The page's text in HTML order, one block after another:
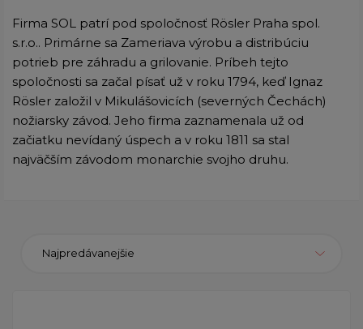
Firma SOL patrí pod spoločnosť Rösler Praha spol.
s.r.o.. Primárne sa Zameriava výrobu a distribúciu
potrieb pre záhradu a grilovanie. Príbeh tejto
spoločnosti sa začal písať už v roku 1794, keď Ignaz
Rösler založil v Mikulášovicích (severných Čechách)
nožiarsky závod. Jeho firma zaznamenala už od
začiatku nevídaný úspech a v roku 1811 sa stal
najväčším závodom monarchie svojho druhu.
Najpredávanejšie